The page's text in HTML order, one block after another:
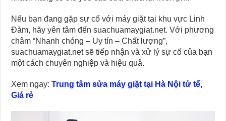
Nếu bạn đang gặp sự cố với máy giặt tại khu vực Linh
Đàm, hãy yên tâm đến suachuamaygiat.net. Với phương
châm “Nhanh chóng – Uy tín – Chất lượng”,
suachuamaygiat.net sẽ tiếp nhận và xử lý sự cố của bạn
một cách chuyên nghiệp và hiệu quả.
Xem ngay:Trung tâm sửa máy giặt tại Hà Nội tử tế,
Giá rẻ